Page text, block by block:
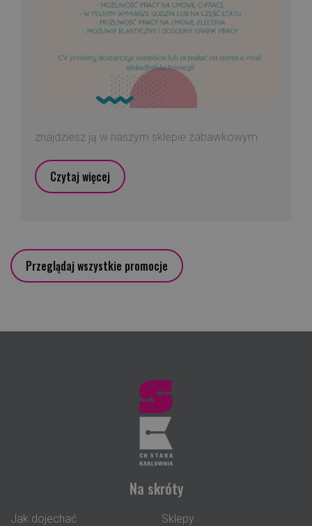
znajdziesz ją w naszym sklepie zabawkowym
Czytaj więcej
Przeglądaj wszystkie promocje
Na skróty
Jak dojechać
Sklepy